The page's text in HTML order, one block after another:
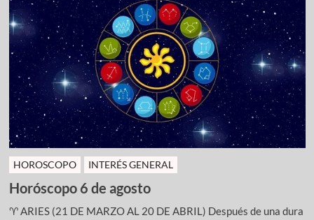
HOROSCOPO INTERÉS GENERAL
Horóscopo 6 de agosto
♈ ARIES (21 DE MARZO AL 20 DE ABRIL) Después de una dura